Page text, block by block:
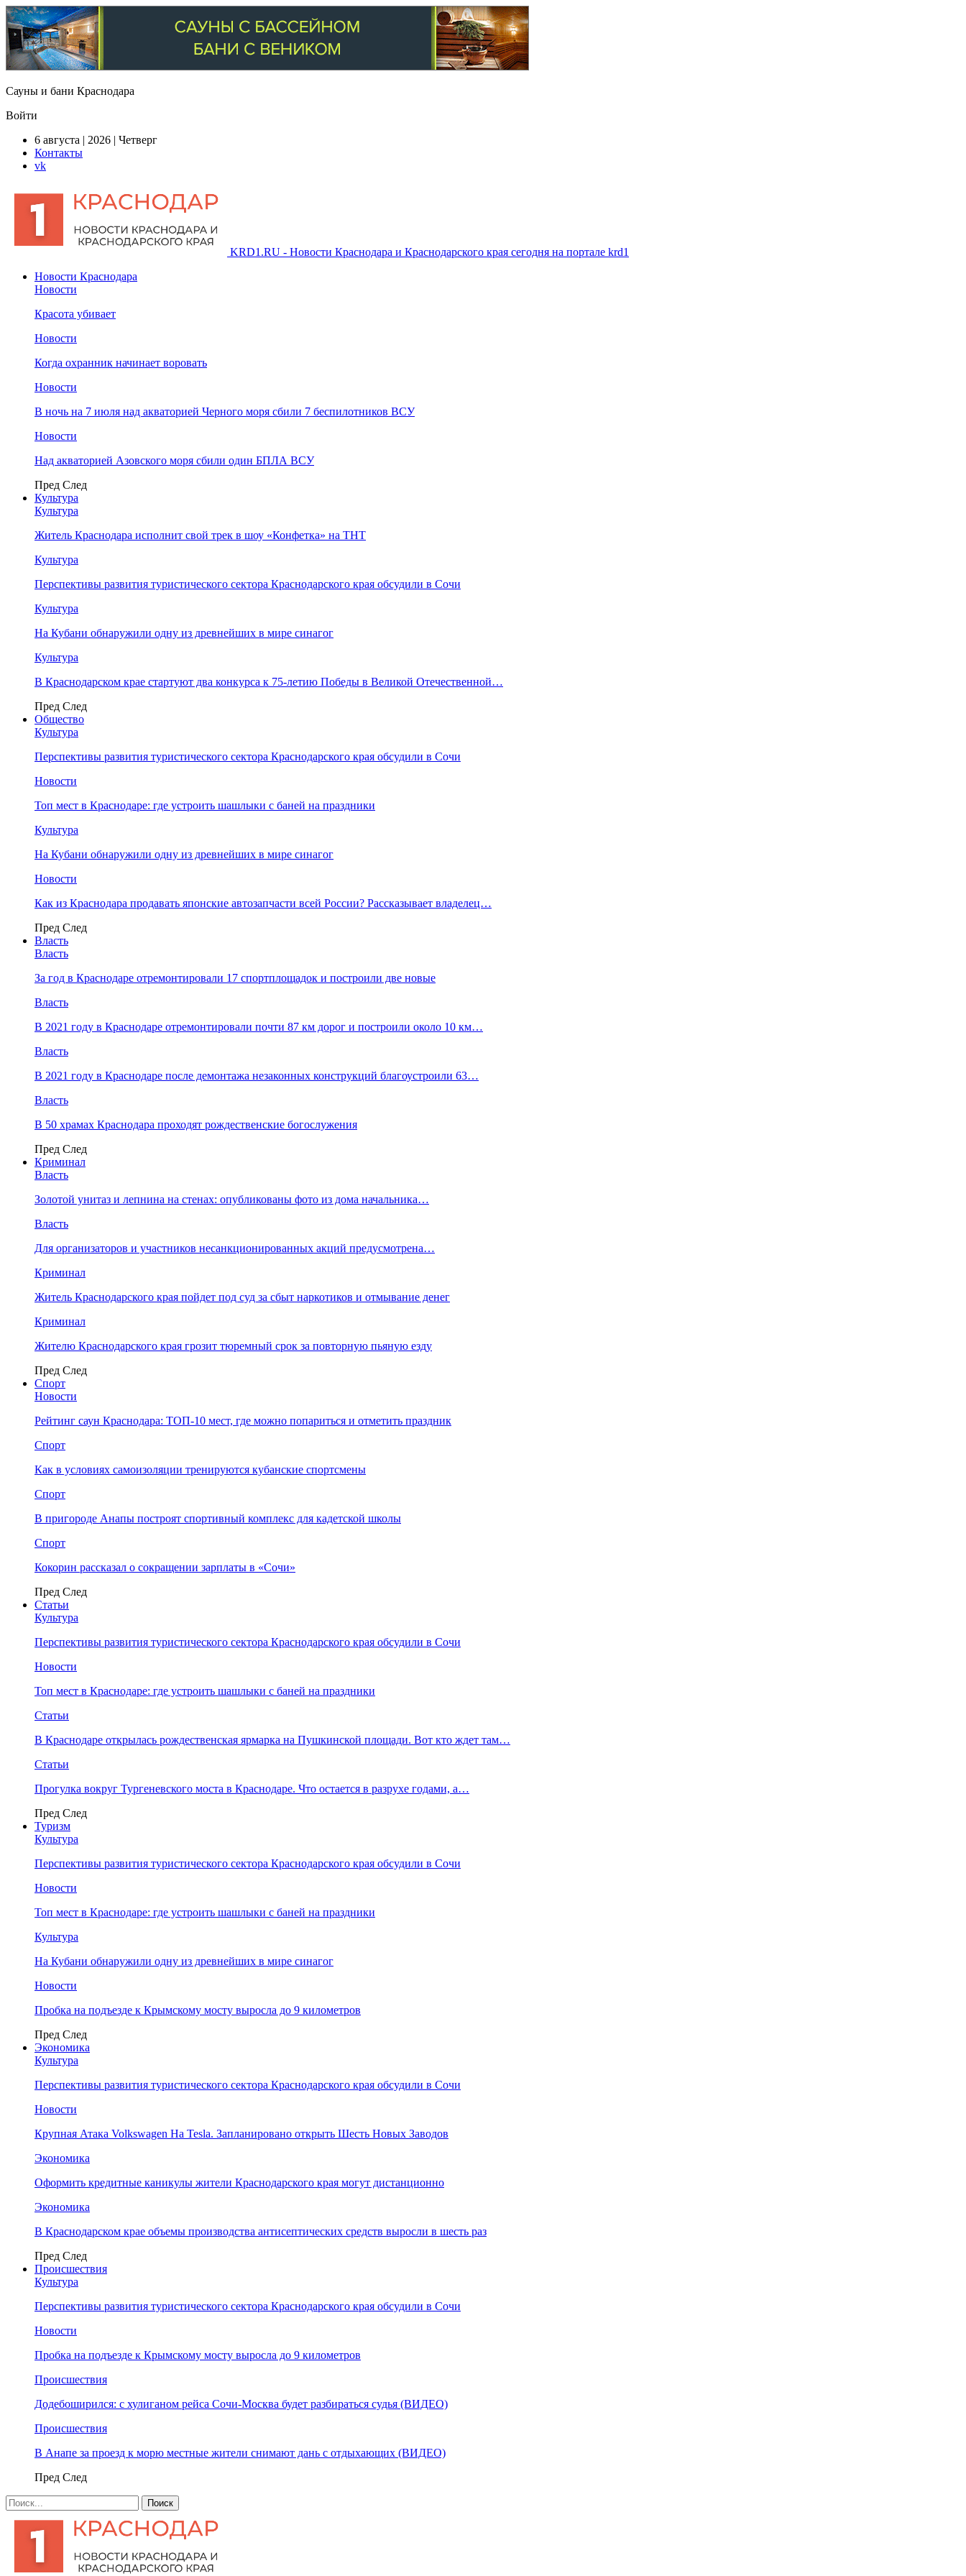
Сауны и бани Краснодара
Войти
6 августа | 2026 | Четверг
Контакты
vk
KRD1.RU - Новости Краснодара и Краснодарского края сегодня на портале krd1
Новости Краснодара
Новости
Красота убивает
Новости
Когда охранник начинает воровать
Новости
В ночь на 7 июля над акваторией Черного моря сбили 7 беспилотников ВСУ
Новости
Над акваторией Азовского моря сбили один БПЛА ВСУ
Пред След
Культура
Культура
Житель Краснодара исполнит свой трек в шоу «Конфетка» на ТНТ
Культура
Перспективы развития туристического сектора Краснодарского края обсудили в Сочи
Культура
На Кубани обнаружили одну из древнейших в мире синагог
Культура
В Краснодарском крае стартуют два конкурса к 75-летию Победы в Великой Отечественной…
Пред След
Общество
Культура
Перспективы развития туристического сектора Краснодарского края обсудили в Сочи
Новости
Топ мест в Краснодаре: где устроить шашлыки с баней на праздники
Культура
На Кубани обнаружили одну из древнейших в мире синагог
Новости
Как из Краснодара продавать японские автозапчасти всей России? Рассказывает владелец…
Пред След
Власть
Власть
За год в Краснодаре отремонтировали 17 спортплощадок и построили две новые
Власть
В 2021 году в Краснодаре отремонтировали почти 87 км дорог и построили около 10 км…
Власть
В 2021 году в Краснодаре после демонтажа незаконных конструкций благоустроили 63…
Власть
В 50 храмах Краснодара проходят рождественские богослужения
Пред След
Криминал
Власть
​Золотой унитаз и лепнина на стенах: опубликованы фото из дома начальника…
Власть
Для организаторов и участников несанкционированных акций предусмотрена…
Криминал
Житель Краснодарского края пойдет под суд за сбыт наркотиков и отмывание денег
Криминал
Жителю Краснодарского края грозит тюремный срок за повторную пьяную езду
Пред След
Спорт
Новости
Рейтинг саун Краснодара: ТОП-10 мест, где можно попариться и отметить праздник
Спорт
Как в условиях самоизоляции тренируются кубанские спортсмены
Спорт
В пригороде Анапы построят спортивный комплекс для кадетской школы
Спорт
Кокорин рассказал о сокращении зарплаты в «Сочи»
Пред След
Статьи
Культура
Перспективы развития туристического сектора Краснодарского края обсудили в Сочи
Новости
Топ мест в Краснодаре: где устроить шашлыки с баней на праздники
Статьи
В Краснодаре открылась рождественская ярмарка на Пушкинской площади. Вот кто ждет там…
Статьи
Прогулка вокруг Тургеневского моста в Краснодаре. Что остается в разрухе годами, а…
Пред След
Туризм
Культура
Перспективы развития туристического сектора Краснодарского края обсудили в Сочи
Новости
Топ мест в Краснодаре: где устроить шашлыки с баней на праздники
Культура
На Кубани обнаружили одну из древнейших в мире синагог
Новости
Пробка на подъезде к Крымскому мосту выросла до 9 километров
Пред След
Экономика
Культура
Перспективы развития туристического сектора Краснодарского края обсудили в Сочи
Новости
Крупная Атака Volkswagen На Tesla. Запланировано открыть Шесть Новых Заводов
Экономика
Оформить кредитные каникулы жители Краснодарского края могут дистанционно
Экономика
В Краснодарском крае объемы производства антисептических средств выросли в шесть раз
Пред След
Происшествия
Культура
Перспективы развития туристического сектора Краснодарского края обсудили в Сочи
Новости
Пробка на подъезде к Крымскому мосту выросла до 9 километров
Происшествия
Додебоширился: с хулиганом рейса Сочи-Москва будет разбираться судья (ВИДЕО)
Происшествия
В Анапе за проезд к морю местные жители снимают дань с отдыхающих (ВИДЕО)
Пред След